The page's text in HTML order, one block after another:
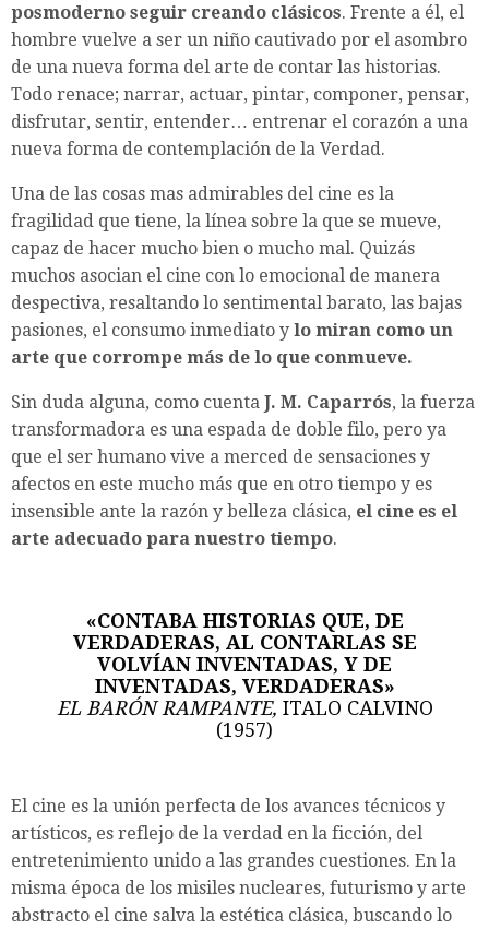
posmoderno seguir creando clásicos. Frente a él, el
hombre vuelve a ser un niño cautivado por el asombro
de una nueva forma del arte de contar las historias.
Todo renace; narrar, actuar, pintar, componer, pensar,
disfrutar, sentir, entender… entrenar el corazón a una
nueva forma de contemplación de la Verdad.
Una de las cosas mas admirables del cine es la
fragilidad que tiene, la línea sobre la que se mueve,
capaz de hacer mucho bien o mucho mal. Quizás
muchos asocian el cine con lo emocional de manera
despectiva, resaltando lo sentimental barato, las bajas
pasiones, el consumo inmediato y lo miran como un
arte que corrompe más de lo que conmueve.
Sin duda alguna, como cuenta J. M. Caparrós, la fuerza
transformadora es una espada de doble filo, pero ya
que el ser humano vive a merced de sensaciones y
afectos en este mucho más que en otro tiempo y es
insensible ante la razón y belleza clásica, el cine es el
arte adecuado para nuestro tiempo.
«CONTABA HISTORIAS QUE, DE
VERDADERAS, AL CONTARLAS SE
VOLVÍAN INVENTADAS, Y DE
INVENTADAS, VERDADERAS»
EL BARÓN RAMPANTE, ITALO CALVINO
(1957)
El cine es la unión perfecta de los avances técnicos y
artísticos, es reflejo de la verdad en la ficción, del
entretenimiento unido a las grandes cuestiones. En la
misma época de los misiles nucleares, futurismo y arte
abstracto el cine salva la estética clásica, buscando lo